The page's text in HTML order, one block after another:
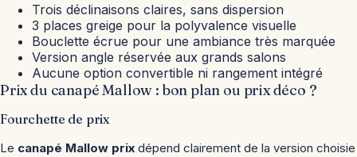
Trois déclinaisons claires, sans dispersion
3 places greige pour la polyvalence visuelle
Bouclette écrue pour une ambiance très marquée
Version angle réservée aux grands salons
Aucune option convertible ni rangement intégré
Prix du canapé Mallow : bon plan ou prix déco ?
Fourchette de prix
Le canapé Mallow prix dépend clairement de la version choisie